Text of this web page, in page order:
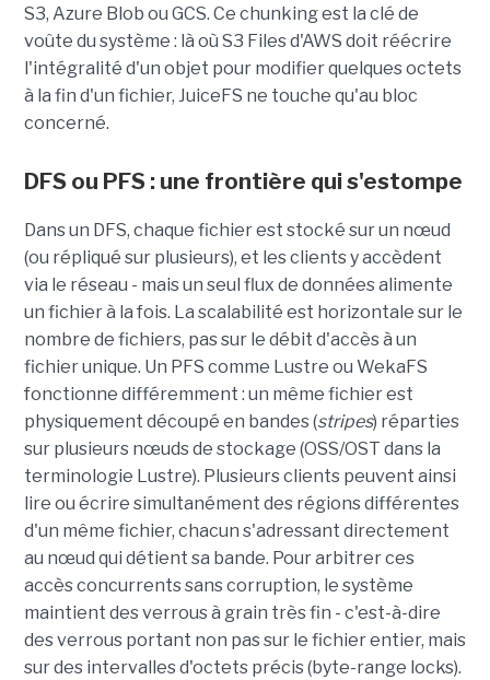
S3, Azure Blob ou GCS. Ce chunking est la clé de
voûte du système : là où S3 Files d'AWS doit réécrire
l'intégralité d'un objet pour modifier quelques octets
à la fin d'un fichier, JuiceFS ne touche qu'au bloc
concerné.
DFS ou PFS : une frontière qui s'estompe
Dans un DFS, chaque fichier est stocké sur un nœud
(ou répliqué sur plusieurs), et les clients y accèdent
via le réseau - mais un seul flux de données alimente
un fichier à la fois. La scalabilité est horizontale sur le
nombre de fichiers, pas sur le débit d'accès à un
fichier unique. Un PFS comme Lustre ou WekaFS
fonctionne différemment : un même fichier est
physiquement découpé en bandes (stripes) réparties
sur plusieurs nœuds de stockage (OSS/OST dans la
terminologie Lustre). Plusieurs clients peuvent ainsi
lire ou écrire simultanément des régions différentes
d'un même fichier, chacun s'adressant directement
au nœud qui détient sa bande. Pour arbitrer ces
accès concurrents sans corruption, le système
maintient des verrous à grain très fin - c'est-à-dire
des verrous portant non pas sur le fichier entier, mais
sur des intervalles d'octets précis (byte-range locks).